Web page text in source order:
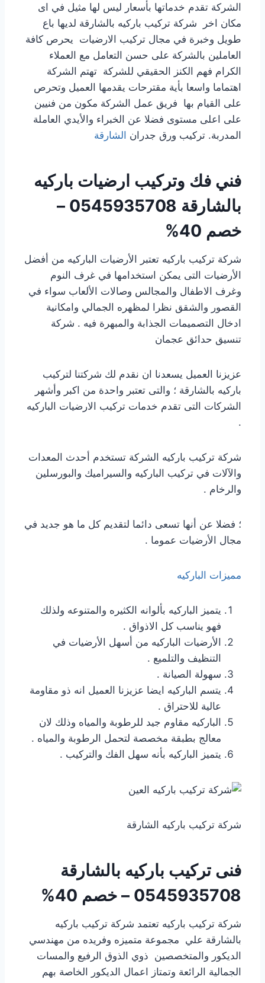
الشركة تقدم خدماتها بأسعار ليس لها مثيل في اى
مكان اخر شركة تركيب باركيه بالشارقة لديها باع
طويل وخبرة في مجال تركيب الارضيات يحرص كافة
العاملين بالشركة على حسن التعامل مع العملاء
الكرام فهم الكنز الحقيقي للشركة تهتم الشركة
اهتماما واسعا بأية مقترحات يقدمها العميل وتحرص
على القيام بها فريق عمل الشركة مكون من فنيين
على اعلى مستوى فضلا عن الخبراء والأيدي العاملة
المدربة. تركيب ورق جدران الشارقة
فني فك وتركيب ارضيات باركيه
بالشارقة
0545935708 –
خصم 40%
شركة تركيب باركيه تعتبر الأرضيات الباركيه من أفضل
الأرضيات التى يمكن استخدامها في غرف النوم
وغرف الاطفال والمجالس وصالات الألعاب سواء في
القصور والشقق نظرا لمظهره الجمالي وامكانية
ادخال التصميمات الجذابة والمبهرة فيه . شركة
تنسيق حدائق عجمان
عزيزنا العميل يسعدنا ان نقدم لك شركتنا لتركيب
باركيه بالشارقة ؛ والتى تعتبر واحدة من اكبر وأشهر
الشركات التى تقدم خدمات تركيب الارضيات الباركيه
.
شركة تركيب باركيه الشركة تستخدم أحدث المعدات
والآلات في تركيب الباركيه والسيراميك والبورسلين
والرخام .
؛ فضلا عن أنها تسعى دائما لتقديم كل ما هو جديد في
مجال الأرضيات عموما .
مميزات الباركيه
يتميز الباركيه بألوانه الكثيره والمتنوعه ولذلك
فهو يناسب كل الاذواق .
الأرضيات الباركيه من أسهل الأرضيات في
التنظيف والتلميع .
سهولة الصيانة .
يتسم الباركيه ايضا عزيزنا العميل انه ذو مقاومة
عالية للاحتراق .
الباركيه مقاوم جيد للرطوبة والمياه وذلك لان
معالج بطبقة مخصصة لتحمل الرطوبة والمياه .
يتميز الباركيه بأنه سهل الفك والتركيب .
شركة تركيب باركيه الشارقة
فنى تركيب باركيه بالشارقة
0545935708 – خصم 40%
شركة تركيب باركيه تعتمد شركة تركيب باركيه
بالشارقة علي مجموعة متميزه وفريده من مهندسي
الديكور والمتخصصين ذوي الذوق الرفيع والمسات
الجمالية الرائعة وتمتاز اعمال الديكور الخاصة بهم